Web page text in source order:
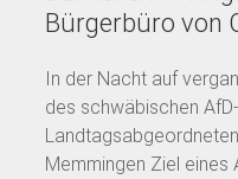
Bürgerbüro von
In der Nacht auf
des schwäbischen
Memmingen Ziel eines